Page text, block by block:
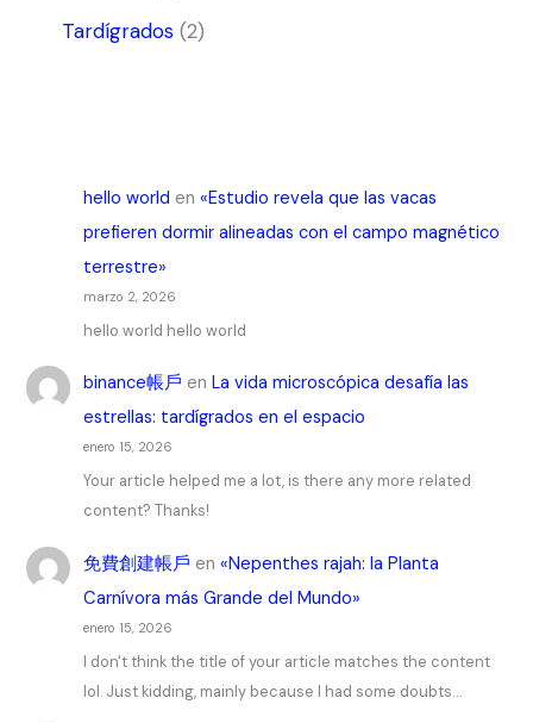
Tardígrados(2)
hello world en «Estudio revela que las vacas
prefieren dormir alineadas con el campo magnético
terrestre»
marzo 2, 2026
hello world hello world
binance帳戶 en La vida microscópica desafía las
estrellas: tardígrados en el espacio
enero 15, 2026
Your article helped me a lot, is there any more related
content? Thanks!
免費創建帳戶 en «Nepenthes rajah: la Planta
Carnívora más Grande del Mundo»
enero 15, 2026
I don't think the title of your article matches the content
lol. Just kidding, mainly because I had some doubts…